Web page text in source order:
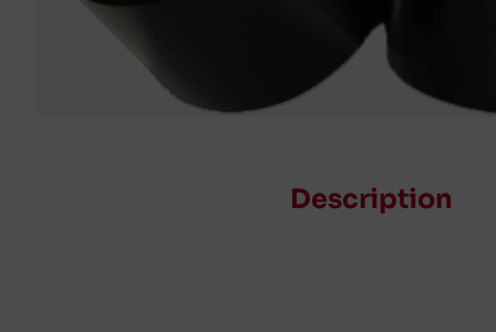
Description